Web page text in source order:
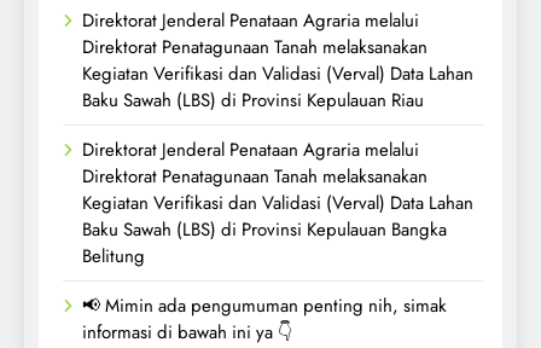
Direktorat Jenderal Penataan Agraria melalui
Direktorat Penatagunaan Tanah melaksanakan
Kegiatan Verifikasi dan Validasi (Verval) Data Lahan
Baku Sawah (LBS) di Provinsi Kepulauan Riau
Direktorat Jenderal Penataan Agraria melalui
Direktorat Penatagunaan Tanah melaksanakan
Kegiatan Verifikasi dan Validasi (Verval) Data Lahan
Baku Sawah (LBS) di Provinsi Kepulauan Bangka
Belitung
📢 Mimin ada pengumuman penting nih, simak
informasi di bawah ini ya 👇